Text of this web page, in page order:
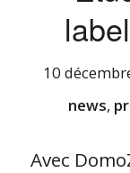
10
news,
Avec